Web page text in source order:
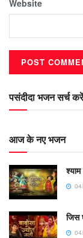
Website
पसंदीदा भजन सर्च करें
आज के नए भजन
जिस